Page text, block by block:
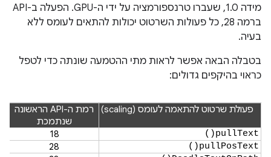
מידה 1.0, שעברו טרנספורמציה על ידי ה-GPU. הפעלה ב-API
ברמה 28, כל פעולות השרטוט יכולות להתאים לעומס ללא
בעיה.
בטבלה הבאה אפשר לראות מתי ההטמעה שונתה כדי לטפל
כראוי בהיקפים גדולים:
פעולת שרטוט להתאמה לעומס (scaling)
רמת ה-API הראשונה
שנתמכת
pullText()
18
pullPosText()
28